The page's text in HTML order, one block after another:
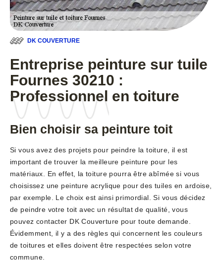
DK COUVERTURE
Entreprise peinture sur tuile
Fournes 30210 :
Professionnel en toiture
Bien choisir sa peinture toit
Si vous avez des projets pour peindre la toiture, il est
important de trouver la meilleure peinture pour les
matériaux. En effet, la toiture pourra être abîmée si vous
choisissez une peinture acrylique pour des tuiles en ardoise,
par exemple. Le choix est ainsi primordial. Si vous décidez
de peindre votre toit avec un résultat de qualité, vous
pouvez contacter DK Couverture pour toute demande.
Évidemment, il y a des règles qui concernent les couleurs
de toitures et elles doivent être respectées selon votre
commune.